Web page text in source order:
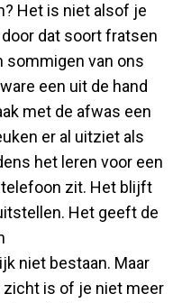
Het is niet alsof je
dat soort fratsen
sommigen van ons
een uit de hand
met de afwas een
er al uitziet als
het leren voor een
telefoon zit. Het blijft
. Het geeft de
niet bestaan. Maar
zicht is of je niet meer